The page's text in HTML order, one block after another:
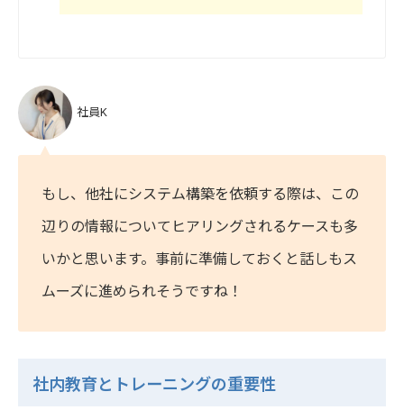
社員K
もし、他社にシステム構築を依頼する際は、この
辺りの情報についてヒアリングされるケースも多
いかと思います。事前に準備しておくと話しもス
ムーズに進められそうですね！
社内教育とトレーニングの重要性